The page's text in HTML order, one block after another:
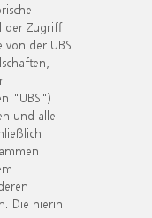
der Zugriff
der UBS
"UBS")
und alle
Die hierin